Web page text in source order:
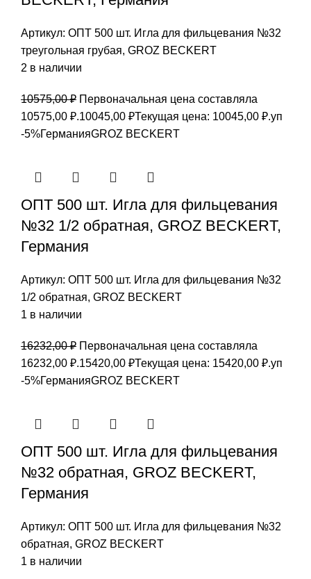
Артикул: ОПТ 500 шт. Игла для фильцевания №32
треугольная грубая, GROZ BEСKERT
2 в наличии
10575,00₽ Первоначальная цена составляла
10575,00 ₽.10045,00 ₽Текущая цена: 10045,00 ₽.уп
-5%ГерманияGROZ BEСKERT
ОПТ 500 шт. Игла для фильцевания
№32 1/2 обратная, GROZ BEСKERT,
Германия
Артикул: ОПТ 500 шт. Игла для фильцевания №32
1/2 обратная, GROZ BEСKERT
1 в наличии
16232,00₽ Первоначальная цена составляла
16232,00 ₽.15420,00 ₽Текущая цена: 15420,00 ₽.уп
-5%ГерманияGROZ BEСKERT
ОПТ 500 шт. Игла для фильцевания
№32 обратная, GROZ BEСKERT,
Германия
Артикул: ОПТ 500 шт. Игла для фильцевания №32
обратная, GROZ BEСKERT
1 в наличии